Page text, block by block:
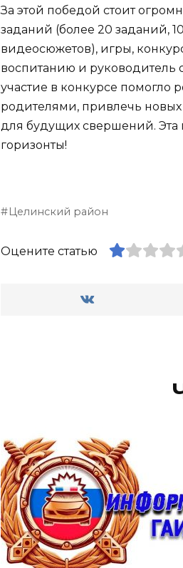
За этой победой стоит
заданий (более 20 заданий,
видеосюжетов), игры,
воспитанию и руководитель
участие в конкурсе помогло
родителями, привлечь
для будущих свершений. Эта
горизонты!
Целинский район
Оцените статью